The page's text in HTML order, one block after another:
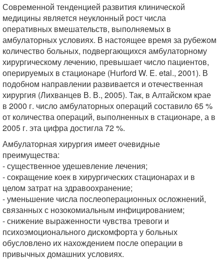
Современной тенденцией развития клинической
медицины является неуклонный рост числа
оперативных вмешательств, выполняемых в
амбулаторных условиях. В настоящее время за рубежом
количество больных, подвергающихся амбулаторному
хирургическому лечению, превышает число пациентов,
оперируемых в стационаре (Hurford W. E. etal., 2001). В
подобном направлении развивается и отечественная
хирургия (Лихванцев В. В., 2005). Так, в Алтайском крае
в 2000 г. число амбулаторных операций составило 65 %
от количества операций, выполненных в стационаре, а в
2005 г. эта цифра достигла 72 %.
Амбулаторная хирургия имеет очевидные
преимущества:
- существенное удешевление лечения;
- сокращение коек в хирургических стационарах и в
целом затрат на здравоохранение;
- уменьшение числа послеоперационных осложнений,
связанных с нозокомиальным инфицированием;
- снижение выраженности чувства тревоги и
психоэмоционального дискомфорта у больных
обусловлено их нахождением после операции в
привычных домашних условиях.